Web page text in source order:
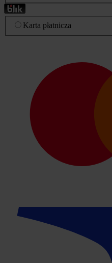
Karta płatnicza